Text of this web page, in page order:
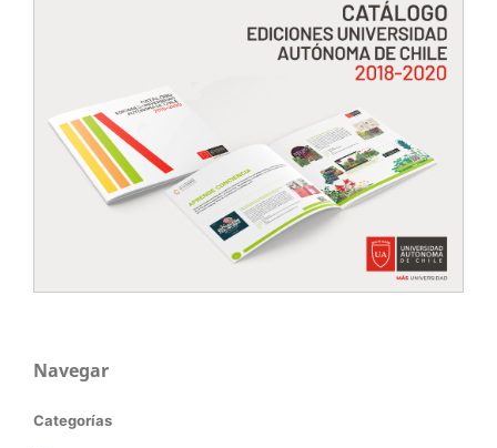
Navegar
Categorías